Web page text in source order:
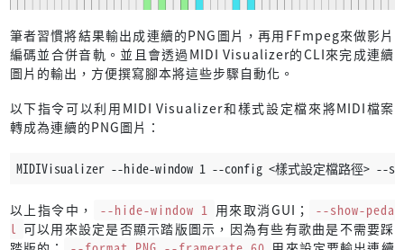
筆者習慣將結果輸出成連續的PNG圖片，再用FFmpeg來做影片
編碼並合併音軌。並且會透過MIDI Visualizer的CLI來完成連續
圖片的輸出，方便撰寫腳本將這些步驟自動化。
以下指令可以利用MIDI Visualizer和樣式設定檔來將MIDI檔案
轉成為連續的PNG圖片：
MIDIVisualizer --hide-window 1 --config <樣式設定檔路徑>
以上指令中， --hide-window 1 用來取消GUI；
--show-peda
l 可以用來設定是否顯示踏版圖示，因為有些有歌曲是不需要踩